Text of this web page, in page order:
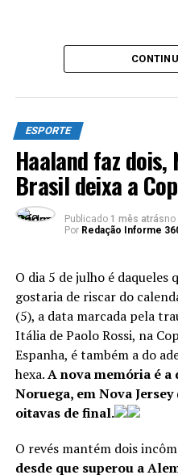
Detalhe: o brasileiro
campanha, enquanto
discreta neste domingo.
também, o quarto mais
uma Copa. O líder da
1958, com 17 anos e 249
ESPORTE
Haaland faz
Brasil deixa a
Publicado 1 mês atrásno
Por Redação Informe
O dia 5 de julho é
gostaria de riscar do
(5), a data marcada pela
Itália de Paolo Rossi, na
Espanha, é também a do
hexa.A nova memória é a
Noruega, em Nova
oitavas de final.
O revés mantém dois
desde que superou a